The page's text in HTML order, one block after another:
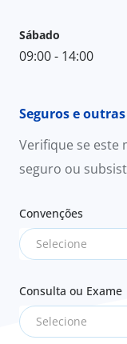
Sábado
09:00 - 14:00
Seguros e
Verifique se este
seguro ou
Convenções
Selecione
Consulta ou Exame
Selecione